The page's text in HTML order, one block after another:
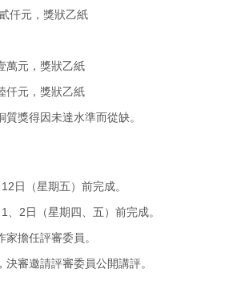
仟元，獎狀乙紙
萬元，獎狀乙紙
仟元，獎狀乙紙
獎得因未達水準而從缺。
日（星期五）前完成。
2日（星期四、五）前完成。
擔任評審委員。
審邀請評審委員公開講評。